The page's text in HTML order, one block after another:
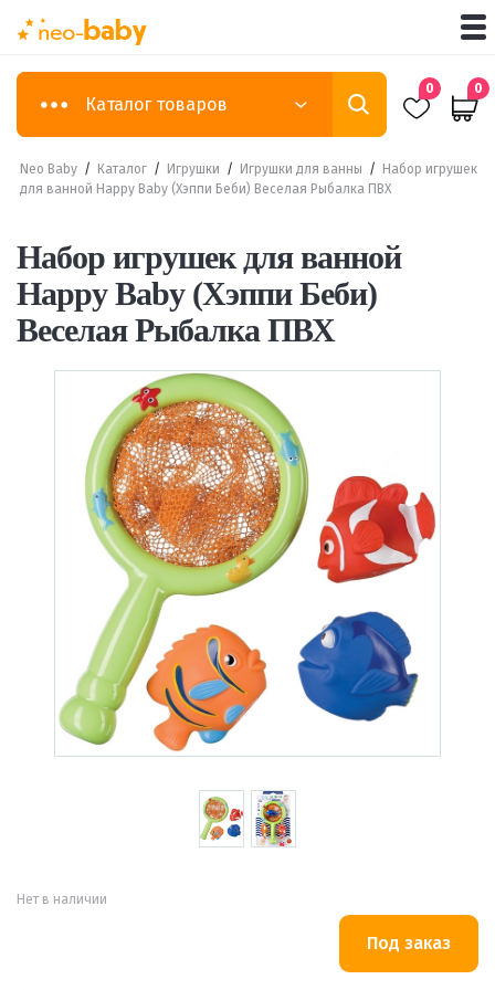
Каталог товаров
0 0
Neo Baby / Каталог / Игрушки / Игрушки для ванны /
Набор игрушек
для ванной Happy Baby (Хэппи Беби) Веселая Рыбалка ПВХ
Набор игрушек для ванной
Happy Baby (Хэппи Беби)
Веселая Рыбалка ПВХ
Нет в наличии